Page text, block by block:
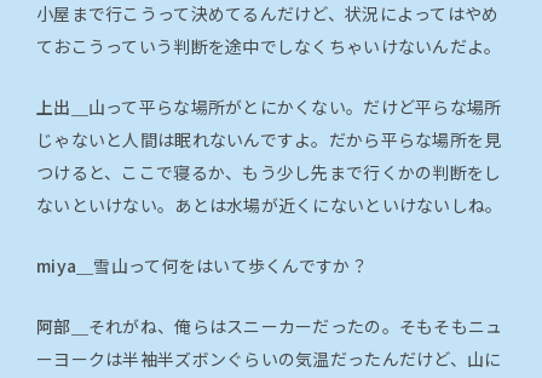
小屋まで行こうって決めてるんだけど、状況によってはやめ
ておこうっていう判断を途中でしなくちゃいけないんだよ。
上出＿ 山って平らな場所がとにかくない。だけど平らな場所
じゃないと人間は眠れないんですよ。だから平らな場所を見
つけると、ここで寝るか、もう少し先まで行くかの判断をし
ないといけない。あとは水場が近くにないといけないしね。
miya＿ 雪山って何をはいて歩くんですか？
阿部＿ それがね、俺らはスニーカーだったの。そもそもニュ
ーヨークは半袖半ズボンぐらいの気温だったんだけど、山に